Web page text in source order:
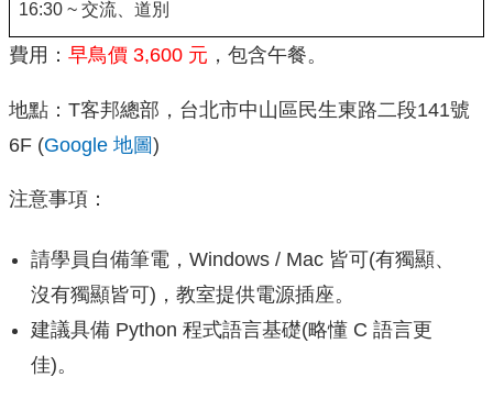
16:30 ~ 交流、道別
費用： 早鳥價 3,600 元 ，包含午餐。
地點：T客邦總部，台北市中山區民生東路二段141號
6F (Google 地圖)
注意事項：
請學員自備筆電，Windows / Mac 皆可(有獨顯、
沒有獨顯皆可)，教室提供電源插座。
建議具備 Python 程式語言基礎(略懂 C 語言更
佳)。